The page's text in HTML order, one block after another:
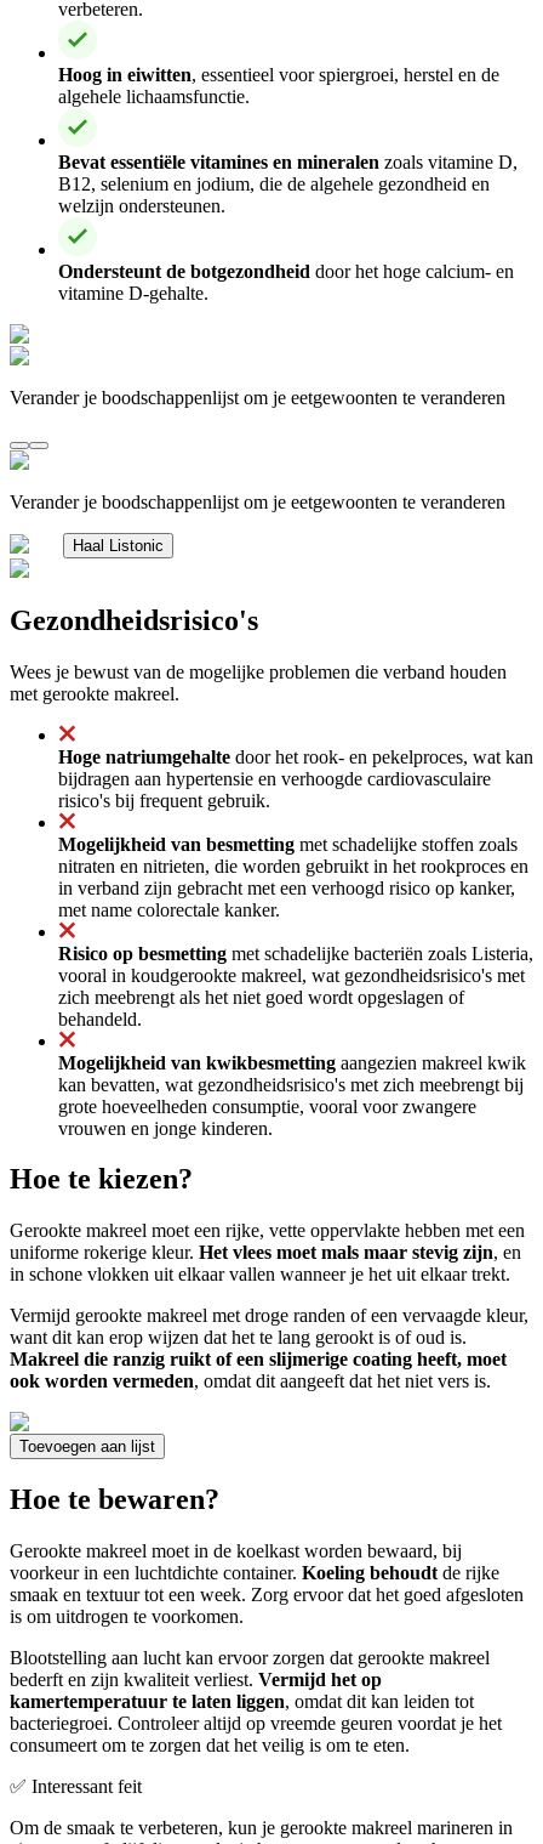
verbeteren.
Hoog in eiwitten, essentieel voor spiergroei, herstel en de
algehele lichaamsfunctie.
Bevat essentiële vitamines en mineralen zoals vitamine D,
B12, selenium en jodium, die de algehele gezondheid en
welzijn ondersteunen.
Ondersteunt de botgezondheid door het hoge calcium- en
vitamine D-gehalte.
Verander je boodschappenlijst om je eetgewoonten te veranderen
Verander je boodschappenlijst om je eetgewoonten te veranderen
Haal Listonic
Gezondheidsrisico's
Wees je bewust van de mogelijke problemen die verband houden
met gerookte makreel.
Hoge natriumgehalte door het rook- en pekelproces, wat kan
bijdragen aan hypertensie en verhoogde cardiovasculaire
risico's bij frequent gebruik.
Mogelijkheid van besmetting met schadelijke stoffen zoals
nitraten en nitrieten, die worden gebruikt in het rookproces en
in verband zijn gebracht met een verhoogd risico op kanker,
met name colorectale kanker.
Risico op besmetting met schadelijke bacteriën zoals Listeria,
vooral in koudgerookte makreel, wat gezondheidsrisico's met
zich meebrengt als het niet goed wordt opgeslagen of
behandeld.
Mogelijkheid van kwikbesmetting aangezien makreel kwik
kan bevatten, wat gezondheidsrisico's met zich meebrengt bij
grote hoeveelheden consumptie, vooral voor zwangere
vrouwen en jonge kinderen.
Hoe te kiezen?
Gerookte makreel moet een rijke, vette oppervlakte hebben met een
uniforme rokerige kleur. Het vlees moet mals maar stevig zijn, en
in schone vlokken uit elkaar vallen wanneer je het uit elkaar trekt.
Vermijd gerookte makreel met droge randen of een vervaagde kleur,
want dit kan erop wijzen dat het te lang gerookt is of oud is.
Makreel die ranzig ruikt of een slijmerige coating heeft, moet
ook worden vermeden, omdat dit aangeeft dat het niet vers is.
Toevoegen aan lijst
Hoe te bewaren?
Gerookte makreel moet in de koelkast worden bewaard, bij
voorkeur in een luchtdichte container. Koeling behoudt de rijke
smaak en textuur tot een week. Zorg ervoor dat het goed afgesloten
is om uitdrogen te voorkomen.
Blootstelling aan lucht kan ervoor zorgen dat gerookte makreel
bederft en zijn kwaliteit verliest. Vermijd het op
kamertemperatuur te laten liggen, omdat dit kan leiden tot
bacteriegroei. Controleer altijd op vreemde geuren voordat je het
consumeert om te zorgen dat het veilig is om te eten.
✅ Interessant feit
Om de smaak te verbeteren, kun je gerookte makreel marineren in